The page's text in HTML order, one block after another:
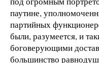
паутине,
партийных
были, разумеется, и
боговерующими
большинство